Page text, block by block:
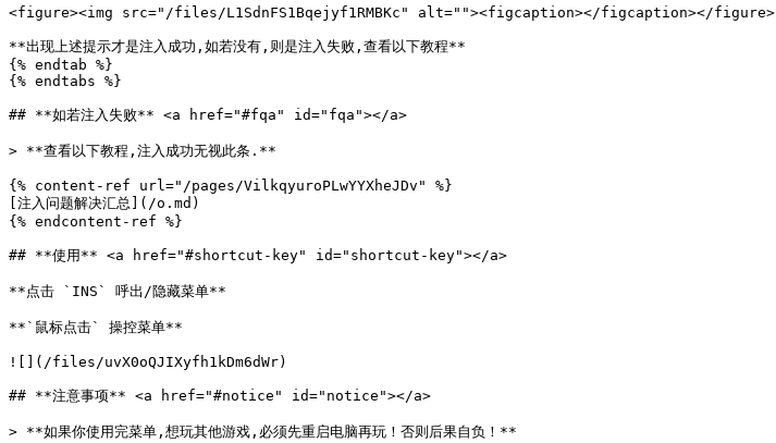
<figure><img src="/files/L1SdnFS1Bqejyf1RMBKc" alt=""><figcaption></figcaption></figure>
**出现上述提示才是注入成功,如若没有,则是注入失败,查看以下教程**
{% endtab %}
{% endtabs %}
## **如若注入失败** <a href="#fqa" id="fqa"></a>
> **查看以下教程,注入成功无视此条.**
{% content-ref url="/pages/VilkqyuroPLwYYXheJDv" %}
[注入问题解决汇总](/o.md)
{% endcontent-ref %}
## **使用** <a href="#shortcut-key" id="shortcut-key"></a>
**点击 `INS` 呼出/隐藏菜单**
**`鼠标点击` 操控菜单**
![](/files/uvX0oQJIXyfh1kDm6dWr)
## **注意事项** <a href="#notice" id="notice"></a>